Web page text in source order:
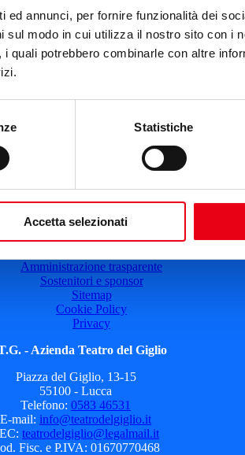
annunci, per fornire funzionalità dei
sul modo in cui utilizza il nostro sito con i
quali potrebbero combinarle con altre
Statistiche
Accetta selezionati
Laboratori 2024/25
Spazi e servizi
Biglietteria
Le nostre produzioni
Il Teatro del Giglio Giacomo Puccini
Atti e Regolamenti
Amministrazione trasparente
Sostenitori e sponsor
Sitemap
Cookie Policy
Privacy
- Azienda Teatro del Giglio
Piazza del Giglio, 13-15
55100 - Lucca
Telefono: 0583 46531
E-mail: info@teatrodelgiglio.it
teatrodelgiglio@legalmail.it
Fisc. e P.IVA: 01670770468